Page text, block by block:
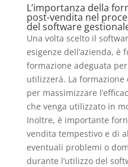
L’importanza della
post-vendita nel
del software
Una volta scelto il
esigenze dell’azienda,
formazione adeguata
utilizzerà. La formazione
per massimizzare
che venga utilizzato in
Inoltre, è importante
vendita tempestivo e di
eventuali problemi o
durante l’utilizzo del